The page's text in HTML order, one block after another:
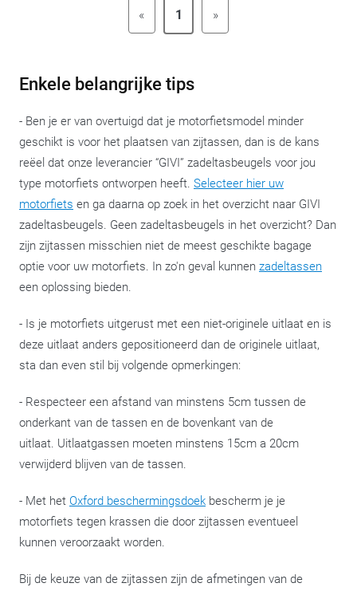
« 1 »
Enkele belangrijke tips
- Ben je er van overtuigd dat je motorfietsmodel minder
geschikt is voor het plaatsen van zijtassen, dan is de kans
reëel dat onze leverancier “GIVI” zadeltasbeugels voor jou
type motorfiets ontworpen heeft. Selecteer hier uw
motorfiets en ga daarna op zoek in het overzicht naar GIVI
zadeltasbeugels. Geen zadeltasbeugels in het overzicht? Dan
zijn zijtassen misschien niet de meest geschikte bagage
optie voor uw motorfiets. In zo'n geval kunnen zadeltassen
een oplossing bieden.
- Is je motorfiets uitgerust met een niet-originele uitlaat en is
deze uitlaat anders gepositioneerd dan de originele uitlaat,
sta dan even stil bij volgende opmerkingen:
- Respecteer een afstand van minstens 5cm tussen de
onderkant van de tassen en de bovenkant van de
uitlaat. Uitlaatgassen moeten minstens 15cm a 20cm
verwijderd blijven van de tassen.
- Met het Oxford beschermingsdoek bescherm je je
motorfiets tegen krassen die door zijtassen eventueel
kunnen veroorzaakt worden.
Bij de keuze van de zijtassen zijn de afmetingen van de